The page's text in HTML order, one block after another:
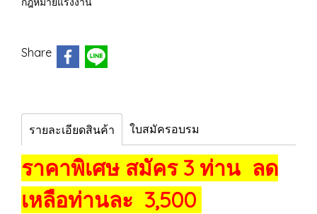
Share
รายละเอียดสินค้า ใบสมัครอบรม
ราคาพิเศษ สมัคร 3 ท่าน ลด
เหลือท่านละ 3,500